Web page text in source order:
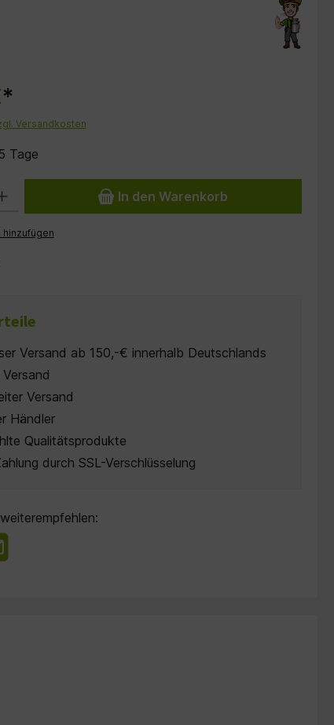
Versandkosten
Tage
In den Warenkorb
Versand ab 150,-€ innerhalb Deutschlands
Versand
Händler
Qualitätsprodukte
durch SSL-Verschlüsselung